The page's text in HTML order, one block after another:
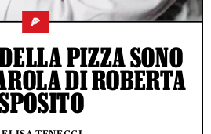
🍕
PIZZA SONO
DI ROBERTA